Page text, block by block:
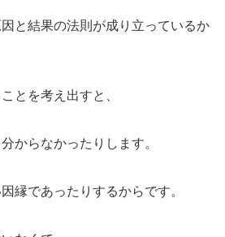
と結果の法則が成り立っているか
とを考え出すと、
からなかったりします。
縁であったりするからです。